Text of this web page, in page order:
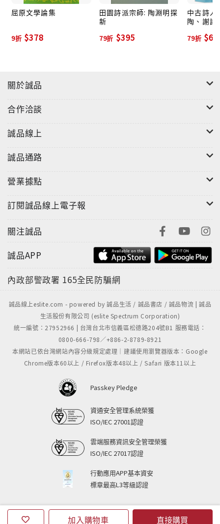
加入購物車 直接購買
屈原文學論集
9折 $378
田園詩派宗師: 陶淵明探
新
79折 $395
中古詩人
陶、謝諸
79折
關於誠品
合作洽談
誠品線上
誠品通路
營業據點
訂閱誠品線上電子報
關注誠品
誠品APP
內政部警政署 165全民防騙網
誠品線上eslite.com - powered by 誠品生活 / 誠品書店 / 誠品物流 | 誠品
生活股份有限公司 (eslite Spectrum Corporation)
統一編號：27952966 | 台灣台北市信義區松德路204號B1 服務電話：
0800-666-798／+886-2-8789-8921
本網站已依台灣網站內容分級規定處理｜建議使用瀏覽器版本：Google
Chrome版本60以上 / Firefox版本48以上 / Safari 版本11以上
Passkey Pledge
資通安全管理系統榮獲
ISO/IEC 27001認證
雲端服務資訊安全管理榮獲
ISO/IEC 27017認證
行動應用APP基本資安
標章最高L3等級認證